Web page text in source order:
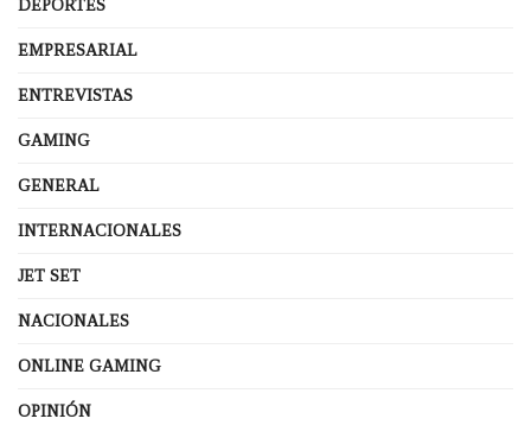
DEPORTES
EMPRESARIAL
ENTREVISTAS
GAMING
GENERAL
INTERNACIONALES
JET SET
NACIONALES
ONLINE GAMING
OPINIÓN